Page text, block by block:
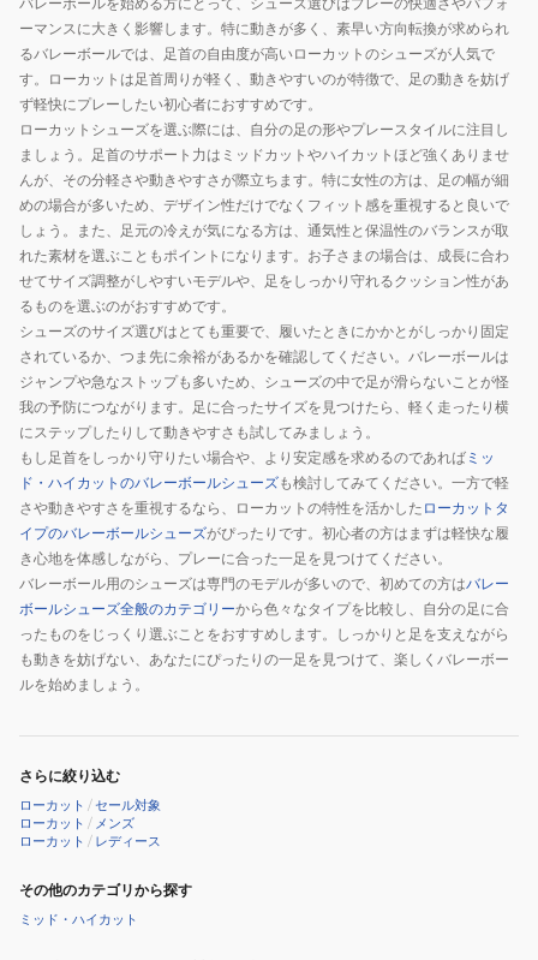
ーマンスに大きく影響します。特に動きが多く、素早い方向転換が求められ
るバレーボールでは、足首の自由度が高いローカットのシューズが人気で
す。ローカットは足首周りが軽く、動きやすいのが特徴で、足の動きを妨げ
ず軽快にプレーしたい初心者におすすめです。
ローカットシューズを選ぶ際には、自分の足の形やプレースタイルに注目し
ましょう。足首のサポート力はミッドカットやハイカットほど強くありませ
んが、その分軽さや動きやすさが際立ちます。特に女性の方は、足の幅が細
めの場合が多いため、デザイン性だけでなくフィット感を重視すると良いで
しょう。また、足元の冷えが気になる方は、通気性と保温性のバランスが取
れた素材を選ぶこともポイントになります。お子さまの場合は、成長に合わ
せてサイズ調整がしやすいモデルや、足をしっかり守れるクッション性があ
るものを選ぶのがおすすめです。
シューズのサイズ選びはとても重要で、履いたときにかかとがしっかり固定
されているか、つま先に余裕があるかを確認してください。バレーボールは
ジャンプや急なストップも多いため、シューズの中で足が滑らないことが怪
我の予防につながります。足に合ったサイズを見つけたら、軽く走ったり横
にステップしたりして動きやすさも試してみましょう。
もし足首をしっかり守りたい場合や、より安定感を求めるのであれば ミッ
ド・ハイカットのバレーボールシューズも検討してみてください。一方で軽
さや動きやすさを重視するなら、ローカットの特性を活かした ローカットタ
イプのバレーボールシューズがぴったりです。初心者の方はまずは軽快な履
き心地を体感しながら、プレーに合った一足を見つけてください。
バレーボール用のシューズは専門のモデルが多いので、初めての方はバレー
ボールシューズ全般のカテゴリーから色々なタイプを比較し、自分の足に合
ったものをじっくり選ぶことをおすすめします。しっかりと足を支えながら
も動きを妨げない、あなたにぴったりの一足を見つけて、楽しくバレーボー
ルを始めましょう。
さらに絞り込む
ローカット /セール対象
ローカット / メンズ
ローカット / レディース
その他のカテゴリから探す
ミッド・ハイカット